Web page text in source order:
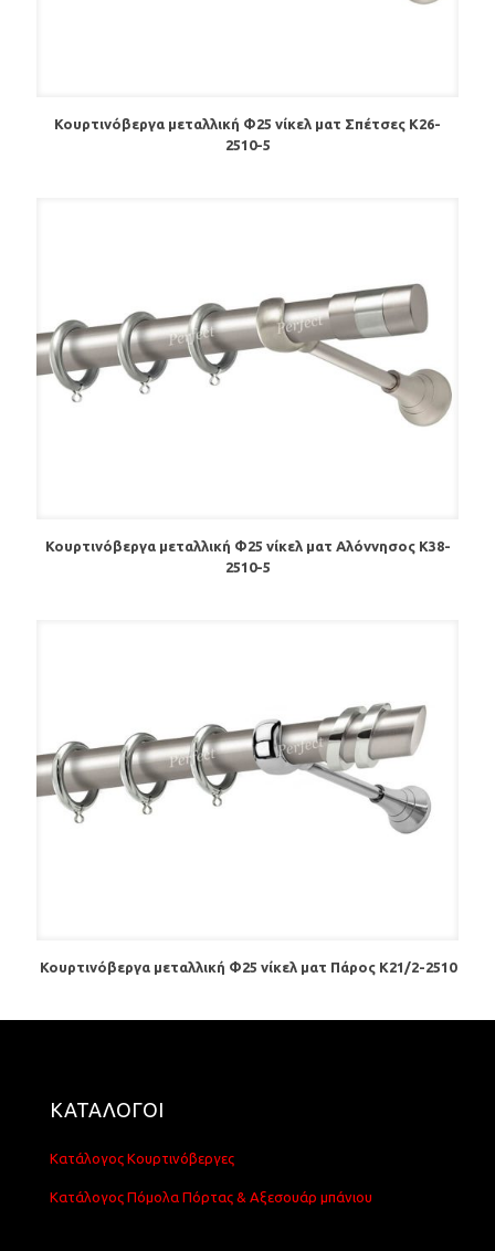
Κουρτινόβεργα μεταλλική Φ25 νίκελ ματ Σπέτσες Κ26-
2510-5
Κουρτινόβεργα μεταλλική Φ25 νίκελ ματ Αλόννησος Κ38-
2510-5
Κουρτινόβεργα μεταλλική Φ25 νίκελ ματ Πάρος Κ21/2-2510
ΚΑΤΑΛΟΓΟΙ
Κατάλογος Κουρτινόβεργες
Κατάλογος Πόμολα Πόρτας & Αξεσουάρ μπάνιου